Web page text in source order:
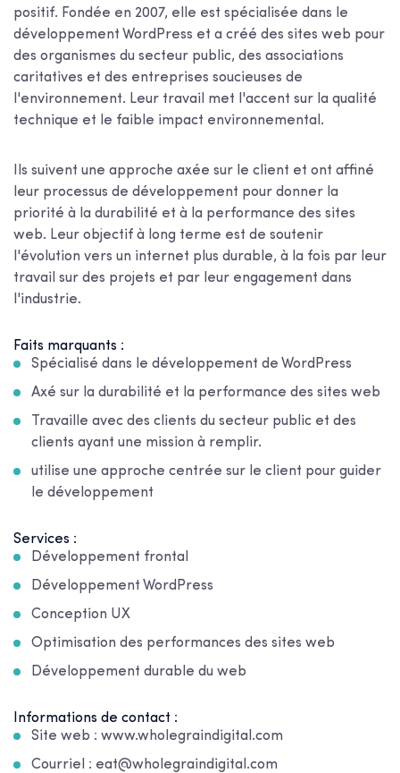
positif. Fondée en 2007, elle est spécialisée dans le
développement WordPress et a créé des sites web pour
des organismes du secteur public, des associations
caritatives et des entreprises soucieuses de
l'environnement. Leur travail met l'accent sur la qualité
technique et le faible impact environnemental.
Ils suivent une approche axée sur le client et ont affiné
leur processus de développement pour donner la
priorité à la durabilité et à la performance des sites
web. Leur objectif à long terme est de soutenir
l'évolution vers un internet plus durable, à la fois par leur
travail sur des projets et par leur engagement dans
l'industrie.
Faits marquants :
Spécialisé dans le développement de WordPress
Axé sur la durabilité et la performance des sites web
Travaille avec des clients du secteur public et des
clients ayant une mission à remplir.
utilise une approche centrée sur le client pour guider
le développement
Services :
Développement frontal
Développement WordPress
Conception UX
Optimisation des performances des sites web
Développement durable du web
Informations de contact :
Site web : www.wholegraindigital.com
Courriel : eat@wholegraindigital.com